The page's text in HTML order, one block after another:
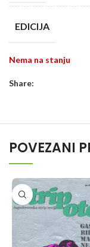
EDICIJA
Nema na stanju
Share:
POVEZANI